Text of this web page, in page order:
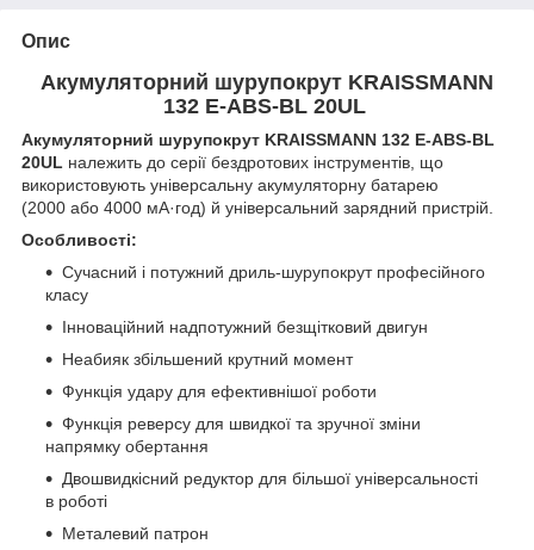
Опис
Акумуляторний шурупокрут KRAISSMANN
132 E-ABS-BL 20UL
Акумуляторний шурупокрут KRAISSMANN 132 E-ABS-BL
20UL належить до серії бездротових інструментів, що
використовують універсальну акумуляторну батарею
(2000 або 4000 мА·год) й універсальний зарядний пристрій.
Особливості:
Сучасний і потужний дриль-шурупокрут професійного
класу
Інноваційний надпотужний безщітковий двигун
Неабияк збільшений крутний момент
Функція удару для ефективнішої роботи
Функція реверсу для швидкої та зручної зміни
напрямку обертання
Двошвидкісний редуктор для більшої універсальності
в роботі
Металевий патрон